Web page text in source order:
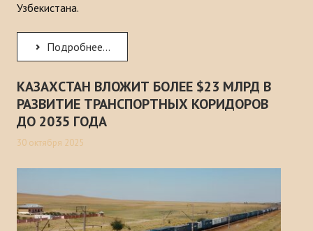
Узбекистана.
Подробнее...
КАЗАХСТАН ВЛОЖИТ БОЛЕЕ $23 МЛРД В
РАЗВИТИЕ ТРАНСПОРТНЫХ КОРИДОРОВ
ДО 2035 ГОДА
30 октября 2025